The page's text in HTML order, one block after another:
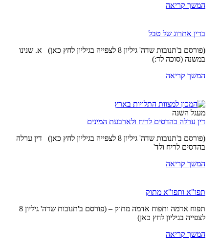
המשך קריאה
בדין אתרוג של טבל
(פורסם ב'תנובות שדה' גיליון 8 לצפייה בגיליון לחץ כאן) א. שנינו
במשנה (סוכה לד:)
המשך קריאה
מעגל השנה
דין ערלה בהדסים לריח ולארבעת המינים
(פורסם ב'תנובות שדה' גיליון 8 לצפייה בגיליון לחץ כאן) דין ערלה
בהדסים לריח ולד'
המשך קריאה
תפו"א ותפו"א מתוק
תפוח אדמה ותפוח אדמה מתוק – (פורסם ב'תנובות שדה' גיליון 8
לצפייה בגיליון לחץ כאן)
המשך קריאה